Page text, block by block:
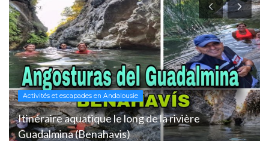
Activités et escapades en Andalousie
Itinéraire aquatique le long de la rivière
Guadalmina (Benahavis)